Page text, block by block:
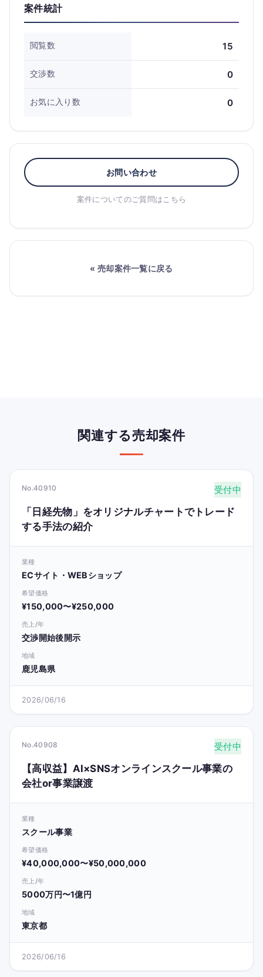
案件統計
閲覧数 15
交渉数 0
お気に入り数 0
お問い合わせ
案件についてのご質問はこちら
« 売却案件一覧に戻る
関連する売却案件
No.40910 受付中
「日経先物」をオリジナルチャートでトレード
する手法の紹介
業種
ECサイト・WEBショップ
希望価格
¥150,000〜¥250,000
売上/年
交渉開始後開示
地域
鹿児島県
2026/06/16
No.40908 受付中
【高収益】AI×SNSオンラインスクール事業の
会社or事業譲渡
業種
スクール事業
希望価格
¥40,000,000〜¥50,000,000
売上/年
5000万円〜1億円
地域
東京都
2026/06/16